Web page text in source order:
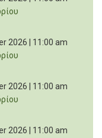
2026 | 11:00 am
2026 | 11:00 am
2026 | 11:00 am